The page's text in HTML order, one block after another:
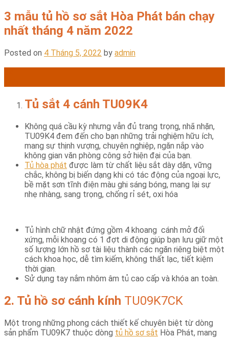
3 mẫu tủ hồ sơ sắt Hòa Phát bán chạy
nhất tháng 4 năm 2022
Posted on 4 Tháng 5, 2022 by admin
Tủ sắt 4 cánh TU09K4
Không quá cầu kỳ nhưng vẫn đủ trang trọng, nhã nhặn,
TU09K4 đem đến cho bạn những trải nghiệm hữu ích,
mang sự thịnh vượng, chuyên nghiệp, ngăn nắp vào
không gian văn phòng công sở hiện đại của bạn.
Tủ hòa phát được làm từ chất liệu sắt dày dặn, vững
chắc, không bị biến dạng khi có tác động của ngoại lực,
bề mặt sơn tĩnh điện màu ghi sáng bóng, mang lại sự
nhẹ nhàng, sang trọng, chống rỉ sét, oxi hóa
Tủ hình chữ nhật đứng gồm 4 khoang cánh mở đối
xứng, mỗi khoang có 1 đợt di động giúp bạn lưu giữ một
số lượng lớn hồ sơ tài liệu thành các ngăn riêng biệt một
cách khoa học, dễ tìm kiếm, không thất lạc, tiết kiệm
thời gian.
Sử dụng tay nắm nhôm âm tủ cao cấp và khóa an toàn.
2. Tủ hồ sơ cánh kính TU09K7CK
Một trong những phong cách thiết kế chuyên biệt từ dòng
sản phẩm TU09K7 thuộc dòng tủ hồ sơ sắt Hòa Phát, mang